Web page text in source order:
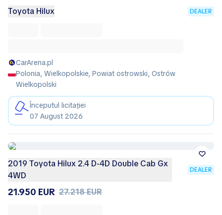
Toyota Hilux DEALER
CarArena.pl
Polonia, Wielkopolskie, Powiat ostrowski, Ostrów
Wielkopolski
Începutul licitației
07 August 2026
2019 Toyota Hilux 2.4 D-4D Double Cab Gx
4WD
DEALER
21.950 EUR 27.218 EUR